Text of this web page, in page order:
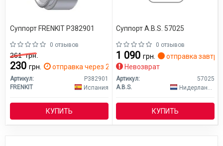
Суппорт FRENKIT P382901
0 отзывов
261грн.
230 грн. отправка через 2 дн.
Артикул:
P382901
FRENKIT
Испания
КУПИТЬ
Суппорт A.B.S. 57025
0 отзывов
1 090 грн.
отправка завтра
Невозврат
Артикул:
57025
A.B.S.
Нидерланды
КУПИТЬ